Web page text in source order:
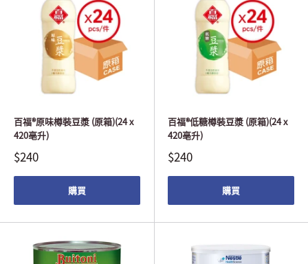
百福®原味樽裝豆漿 (原箱)(24 x
420亳升)
$240
購買
百福®低糖樽裝豆漿 (原箱)(24 x
420亳升)
$240
購買